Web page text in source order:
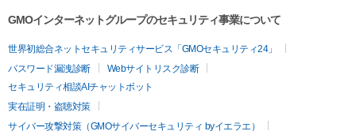
GMOインターネットグループのセキュリティ事業について
世界初総合ネットセキュリティサービス「GMOセキュリティ24」
パスワード漏洩診断
Webサイトリスク診断
セキュリティ相談AIチャットボット
実在証明・盗聴対策
サイバー攻撃対策（GMOサイバーセキュリティ byイエラエ）